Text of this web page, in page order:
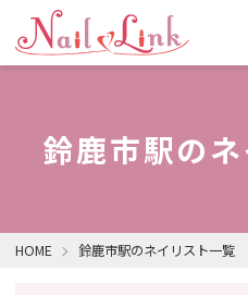
鈴鹿市駅の
HOME 鈴鹿市駅のネイリスト一覧